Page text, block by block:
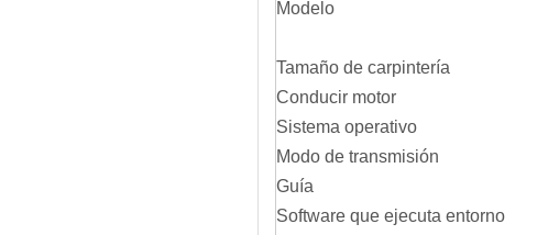
Modelo
Tamaño de carpintería
Conducir motor
Sistema operativo
Modo de transmisión
Guía
Software que ejecuta entorno